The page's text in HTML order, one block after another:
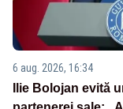
6 aug. 2026, 16:34
Ilie Bolojan evită